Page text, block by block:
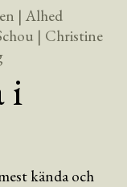
| Alhed
| Christine
i
kända och